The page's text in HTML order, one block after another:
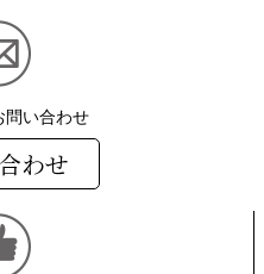
問い合わせ
わせ